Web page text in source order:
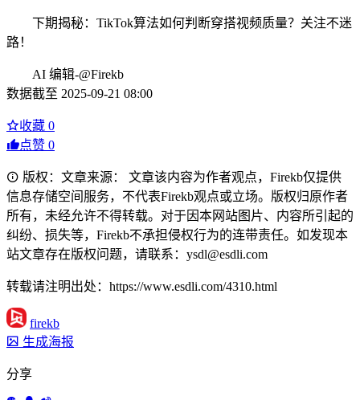
下期揭秘：TikTok算法如何判断穿搭视频质量？关注不迷
路！
AI 编辑-@Firekb
数据截至 2025-09-21 08:00
收藏 0
点赞 0
版权：文章来源： 文章该内容为作者观点，Firekb仅提供
信息存储空间服务，不代表Firekb观点或立场。版权归原作者
所有，未经允许不得转载。对于因本网站图片、内容所引起的
纠纷、损失等，Firekb不承担侵权行为的连带责任。如发现本
站文章存在版权问题，请联系：ysdl@esdli.com
转载请注明出处：https://www.esdli.com/4310.html
firekb
生成海报
分享